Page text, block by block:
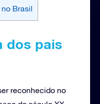
Brasil
dos pais
reconhecido no